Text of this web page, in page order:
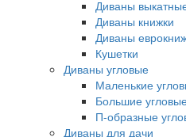
Диваны
Диваны книжки
Диваны
Кушетки
Диваны угловые
Маленькие
Большие
П-образные
Диваны для дачи